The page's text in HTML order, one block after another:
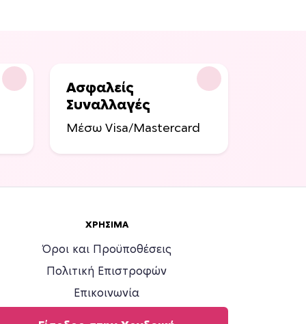
Ασφαλείς
Συναλλαγές
Μέσω Visa/Mastercard
ΧΡΉΣΙΜΑ
Όροι και Προϋποθέσεις
Πολιτική Επιστροφών
Επικοινωνία